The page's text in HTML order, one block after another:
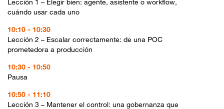
Lección 1 – Elegir bien: agente, asistente o workflow,
cuándo usar cada uno
10:10 - 10:30
Lección 2 – Escalar correctamente: de una POC
prometedora a producción
10:30 - 10:50
Pausa
10:50 - 11:10
Lección 3 – Mantener el control: una gobernanza que